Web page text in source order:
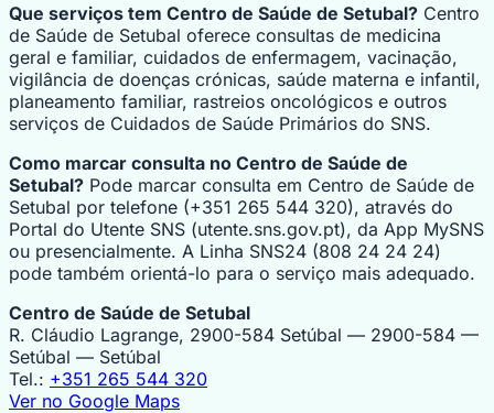
Que serviços tem Centro de Saúde de Setubal? Centro
de Saúde de Setubal oferece consultas de medicina
geral e familiar, cuidados de enfermagem, vacinação,
vigilância de doenças crónicas, saúde materna e infantil,
planeamento familiar, rastreios oncológicos e outros
serviços de Cuidados de Saúde Primários do SNS.
Como marcar consulta no Centro de Saúde de
Setubal? Pode marcar consulta em Centro de Saúde de
Setubal por telefone (+351 265 544 320), através do
Portal do Utente SNS (utente.sns.gov.pt), da App MySNS
ou presencialmente. A Linha SNS24 (808 24 24 24)
pode também orientá-lo para o serviço mais adequado.
Centro de Saúde de Setubal
R. Cláudio Lagrange, 2900-584 Setúbal — 2900-584 —
Setúbal — Setúbal
Tel.: +351 265 544 320
Ver no Google Maps